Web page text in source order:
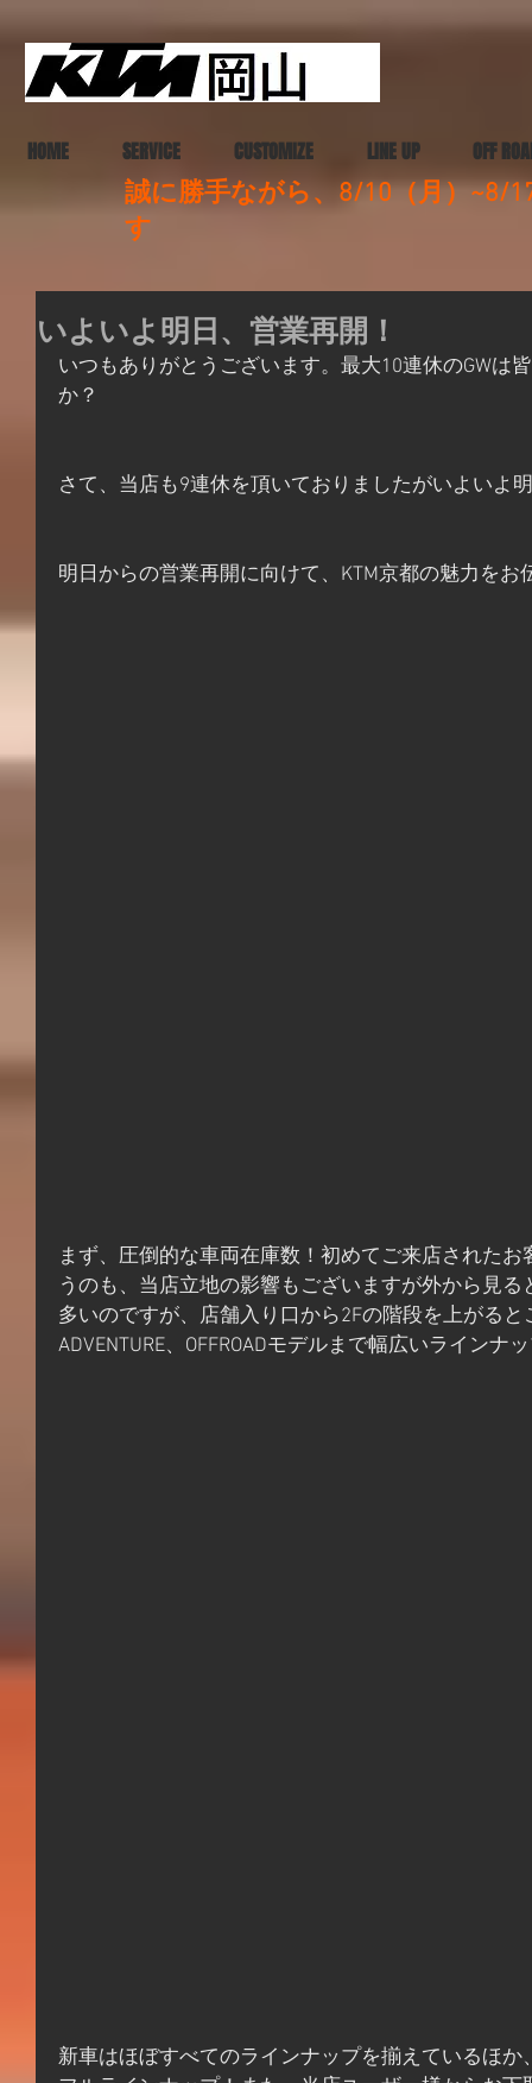
HOME SERVICE CUSTOMIZE LINE UP OFF
誠に勝手ながら、8/10（月）~8/
す
いよいよ明日、営業再開！
いつもありがとうございます。最大10連休のGWは
か？
さて、当店も9連休を頂いておりましたがいよいよ
明日からの営業再開に向けて、KTM京都の魅力をお
まず、圧倒的な車両在庫数！初めてご来店された
うのも、当店立地の影響もございますが外から見
多いのですが、店舗入り口から2Fの階段を上がると
ADVENTURE、OFFROADモデルまで幅広いライン
新車はほぼすべてのラインナップを揃えているほか